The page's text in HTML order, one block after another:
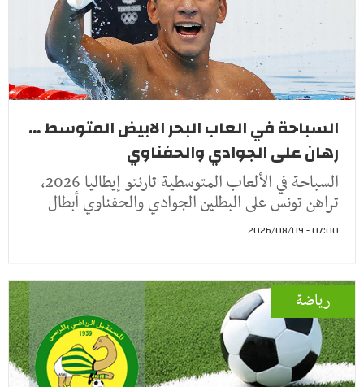
السباحة في العاب البحر الابيض المتوسط ...
رهان على الجوادي والحفناوي
السباحة في الألعاب المتوسطية تارنتو إيطاليا 2026،
تراهن تونس على البطلين الجوادي والحفناوي أبطال
07:00 - 2026/08/09
رياضة